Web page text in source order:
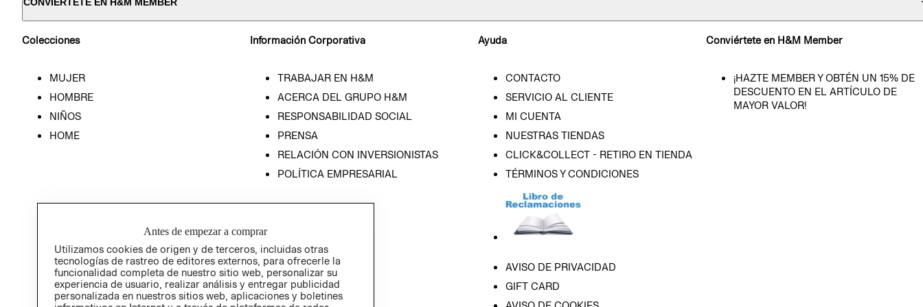
CONVIÉRTETE EN H&M MEMBER
Colecciones
MUJER
HOMBRE
NIÑOS
HOME
Información Corporativa
TRABAJAR EN H&M
ACERCA DEL GRUPO H&M
RESPONSABILIDAD SOCIAL
PRENSA
RELACIÓN CON INVERSIONISTAS
POLÍTICA EMPRESARIAL
Ayuda
CONTACTO
SERVICIO AL CLIENTE
MI CUENTA
NUESTRAS TIENDAS
CLICK&COLLECT - RETIRO EN TIENDA
TÉRMINOS Y CONDICIONES
AVISO DE PRIVACIDAD
GIFT CARD
Conviértete en H&M Member
¡HAZTE MEMBER Y OBTÉN UN 15% DE
DESCUENTO EN EL ARTÍCULO DE
MAYOR VALOR!
Antes de empezar a comprar
Utilizamos cookies de origen y de terceros, incluidas otras
tecnologías de rastreo de editores externos, para ofrecerle la
funcionalidad completa de nuestro sitio web, personalizar su
experiencia de usuario, realizar análisis y entregar publicidad
personalizada en nuestros sitios web, aplicaciones y boletines